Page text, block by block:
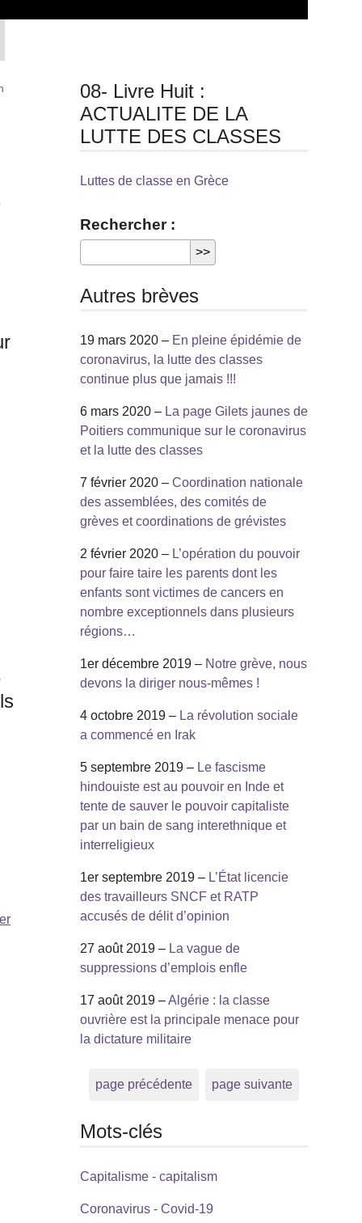
08- Livre Huit :
ACTUALITE DE LA
LUTTE DES CLASSES
Luttes de classe en Grèce
Rechercher :
Autres brèves
19 mars 2020 – En pleine épidémie de
coronavirus, la lutte des classes
continue plus que jamais !!!
6 mars 2020 – La page Gilets jaunes de
Poitiers communique sur le coronavirus
et la lutte des classes
7 février 2020 – Coordination nationale
des assemblées, des comités de
grèves et coordinations de grévistes
2 février 2020 – L’opération du pouvoir
pour faire taire les parents dont les
enfants sont victimes de cancers en
nombre exceptionnels dans plusieurs
régions…
1er décembre 2019 – Notre grève, nous
devons la diriger nous-mêmes !
4 octobre 2019 – La révolution sociale
a commencé en Irak
5 septembre 2019 – Le fascisme
hindouiste est au pouvoir en Inde et
tente de sauver le pouvoir capitaliste
par un bain de sang interethnique et
interreligieux
1er septembre 2019 – L’État licencie
des travailleurs SNCF et RATP
accusés de délit d’opinion
27 août 2019 – La vague de
suppressions d’emplois enfle
17 août 2019 –Algérie : la classe
ouvrière est la principale menace pour
la dictature militaire
page précédente page suivante
Mots-clés
Capitalisme - capitalism
Coronavirus - Covid-19